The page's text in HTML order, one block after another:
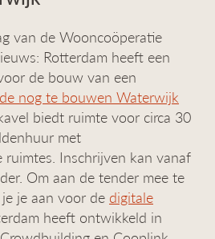
van de Wooncoöperatie
Rotterdam heeft een
de bouw van een
nog te bouwen Waterwijk
kavel biedt ruimte voor circa 30
met
ruimtes. Inschrijven kan vanaf
Om aan de tender mee te
je aan voor de digitale
heeft ontwikkeld in